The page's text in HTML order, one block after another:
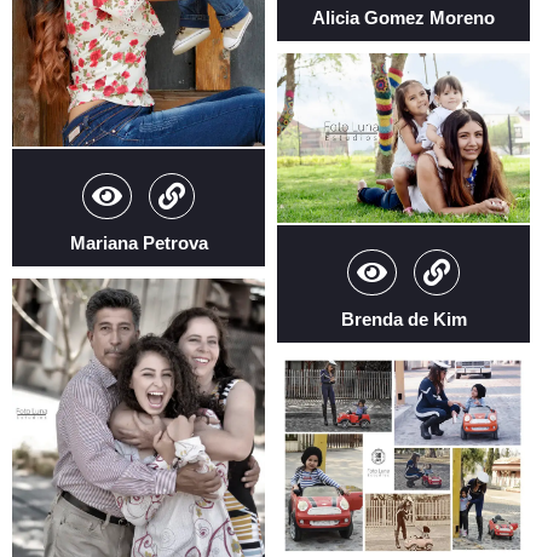
Mariana Petrova
Alicia Gomez Moreno
Brenda de Kim